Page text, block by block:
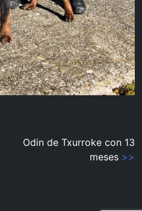
Odin de Txurroke con 13
meses >>